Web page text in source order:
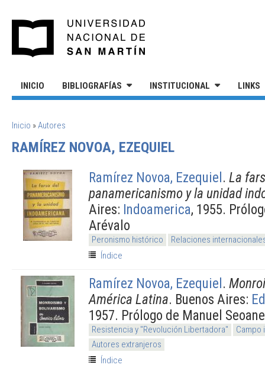
INICIO BIBLIOGRAFÍAS INSTITUCIONAL LINKS
SE ENCUENTRA USTED AQUÍ
Inicio »Autores
RAMÍREZ NOVOA, EZEQUIEL
Ramírez Novoa, Ezequiel. La
panamericanismo y la unidad
Aires: Indoamerica, 1955.
Arévalo
Peronismo histórico
Relaciones
Índice
Ramírez Novoa, Ezequiel.
América Latina. Buenos Aires:
1957. Prólogo de Manuel Seoane
Resistencia y "Revolución Libertadora"
Campo
Autores extranjeros
Índice